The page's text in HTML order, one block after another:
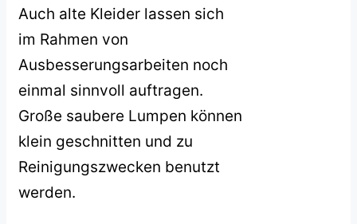
Auch alte Kleider lassen sich
im Rahmen von
Ausbesserungsarbeiten noch
einmal sinnvoll auftragen.
Große saubere Lumpen können
klein geschnitten und zu
Reinigungszwecken benutzt
werden.